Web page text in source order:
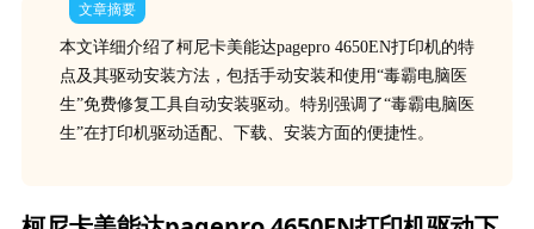
文章摘要
本文详细介绍了柯尼卡美能达pagepro 4650EN打印机的特
点及其驱动安装方法，包括手动安装和使用“毒霸电脑医
生”免费修复工具自动安装驱动。特别强调了“毒霸电脑医
生”在打印机驱动适配、下载、安装方面的便捷性。